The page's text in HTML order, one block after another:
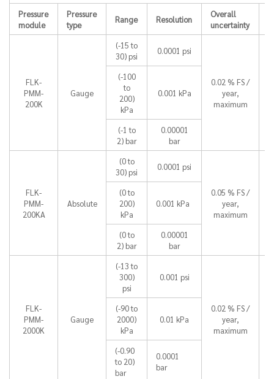
Pressure
module
Pressure
type
Range Resolution
Overall
uncertainty
FLK-
PMM-
200K
Gauge
(-15 to
30) psi
0.0001 psi
0.02 % FS /
year,
maximum
(-100
to
200)
kPa
0.001 kPa
(-1 to
2) bar
0.00001
bar
FLK-
PMM-
200KA
Absolute
(0 to
30) psi
0.0001 psi
0.05 % FS /
year,
maximum
(0 to
200)
kPa
0.001 kPa
(0 to
2) bar
0.00001
bar
FLK-
PMM-
2000K
Gauge
(-13 to
300)
psi
0.001 psi
0.02 % FS /
year,
maximum
(-90 to
2000)
kPa
0.01 kPa
(-0.90
to 20)
bar
0.0001
bar